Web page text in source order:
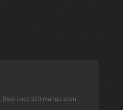
Lock 323 manga scan